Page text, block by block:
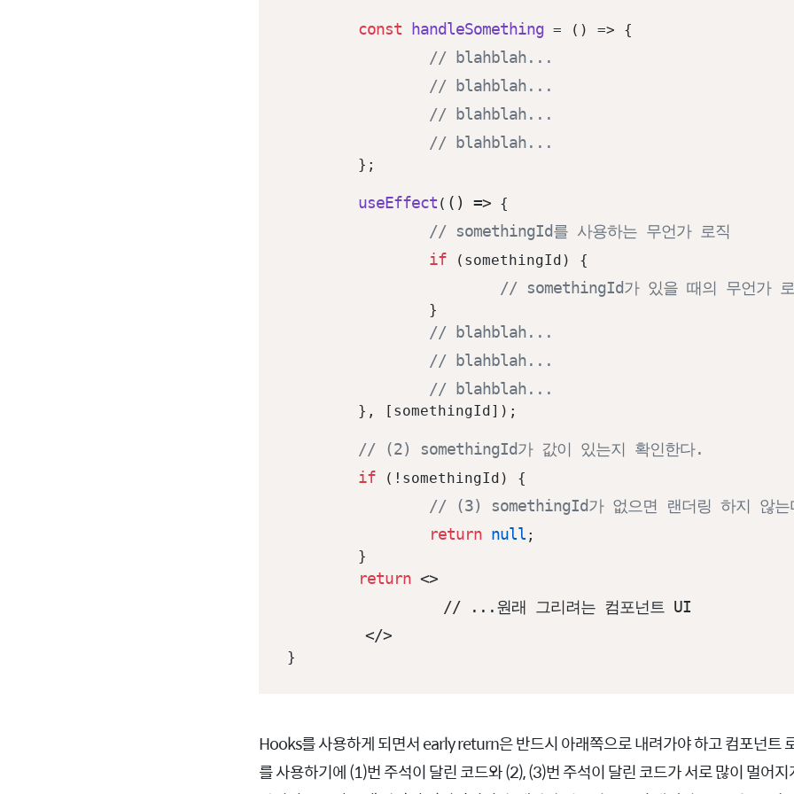
const handleSomething = ( ) => {
// blahblah...
// blahblah...
// blahblah...
// blahblah...
useEffect ( () => {
// somethingId를 사용하는 무언가 로직
if (somethingId) {
// somethingId가 있을 때의 무언가
// blahblah...
// blahblah...
// blahblah...
// (2) somethingId가 값이 있는지 확인한다.
if (!somethingId) {
// (3) somethingId가 없으면 랜더링 하지 않는
return null ;
return <>
</>
}
Hooks를 사용하게 되면서 early return은 반드시 아래쪽으로 내려가야 하고 컴포넌트
를 사용하기에 (1)번 주석이 달린 코드와 (2), (3)번 주석이 달린 코드가 서로 많이 멀어